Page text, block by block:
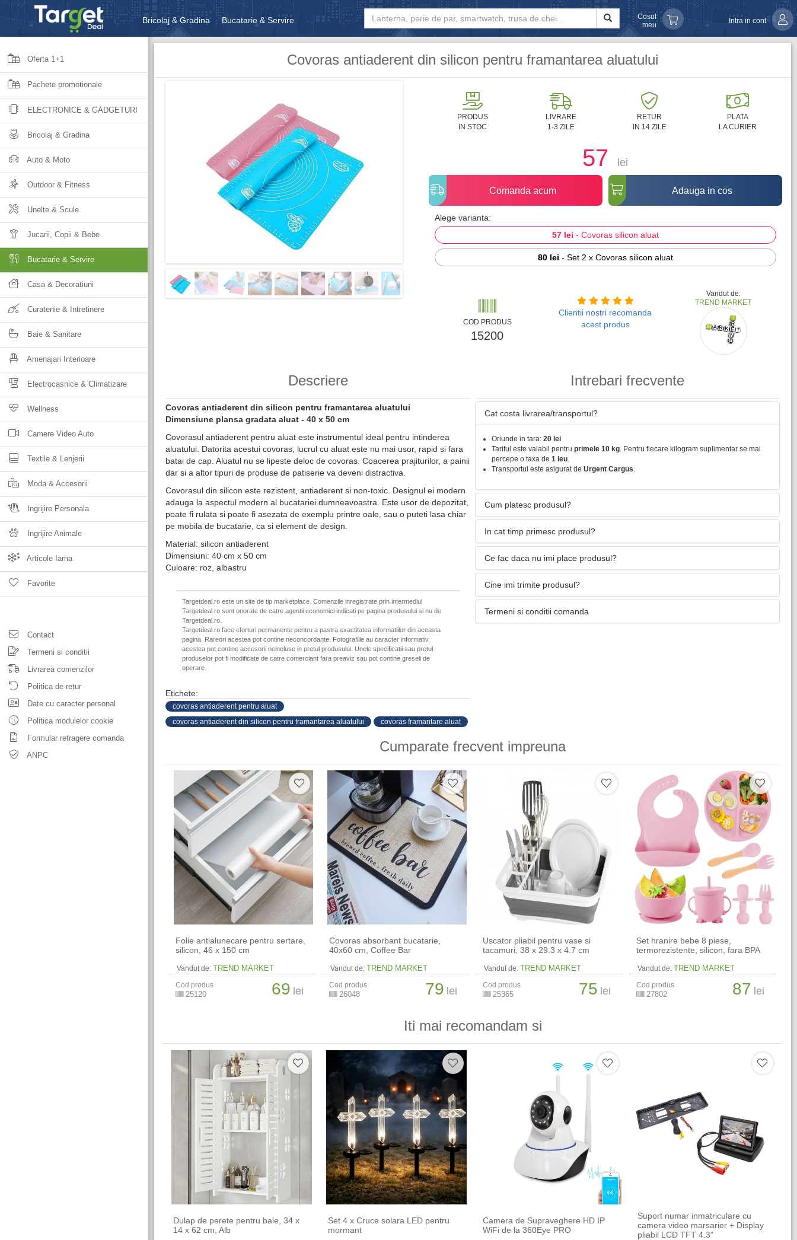
Bricolaj & Gradina Bucatarie & Servire
Unelte & Scule Jucarii, Copii & Bebe
Cosul
meu
Intra in cont
Oferta 1+1
Pachete promotionale
ELECTRONICE & GADGETURI
Bricolaj & Gradina
Auto & Moto
Outdoor & Fitness
Unelte & Scule
Jucarii, Copii & Bebe
Bucatarie & Servire
Casa & Decoratiuni
Curatenie & Intretinere
Baie & Sanitare
Amenajari Interioare
Electrocasnice & Climatizare
Wellness
Camere Video Auto
Textile & Lenjerii
Moda & Accesorii
Ingrijire Personala
Ingrijire Animale
Articole Iarna
Favorite
Contact
Termeni si conditii
Livrarea comenzilor
Politica de retur
Date cu caracter personal
Politica modulelor cookie
Formular retragere comanda
ANPC
Covoras antiaderent din silicon pentru framantarea aluatului
PRODUS
IN STOC
LIVRARE
1-3 ZILE
RETUR
IN 14 ZILE
PLATA
LA CURIER
57 lei
Comanda acum Adauga in cos
Alege varianta:
57 lei - Covoras silicon aluat
80 lei - Set 2 x Covoras silicon aluat
COD PRODUS
15200
Clientii nostri recomanda
acest produs
Vandut de:
TREND MARKET
Descriere
Covoras antiaderent din silicon pentru framantarea aluatului
Dimensiune plansa gradata aluat - 40 x 50 cm
Covorasul antiaderent pentru aluat este instrumentul ideal pentru intinderea
aluatului. Datorita acestui covoras, lucrul cu aluat este nu mai usor, rapid si fara
batai de cap. Aluatul nu se lipeste deloc de covoras. Coacerea prajiturilor, a painii
dar si a altor tipuri de produse de patiserie va deveni distractiva.
Covorasul din silicon este rezistent, antiaderent si non-toxic. Designul ei modern
adauga la aspectul modern al bucatariei dumneavoastra. Este usor de depozitat,
poate fi rulata si poate fi asezata de exemplu printre oale, sau o puteti lasa chiar
pe mobila de bucatarie, ca si element de design.
Material: silicon antiaderent
Dimensiuni: 40 cm x 50 cm
Culoare: roz, albastru
Targetdeal.ro este un site de tip marketplace. Comenzile inregistrate prin intermediul
Targetdeal.ro sunt onorate de catre agentii economici indicati pe pagina produsului si nu de
Targetdeal.ro.
Targetdeal.ro face eforturi permanente pentru a pastra exactitatea informatiilor din aceasta
pagina. Rareori acestea pot contine neconcordante. Fotografiile au caracter informativ,
acestea pot contine accesorii neincluse in pretul produsului. Unele specificatii sau pretul
produselor pot fi modificate de catre comerciant fara preaviz sau pot contine greseli de
operare.
Etichete:
covoras antiaderent pentru aluat
covoras antiaderent din silicon pentru framantarea aluatului
covoras framantare aluat
Intrebari frecvente
Cat costa livrarea/transportul?
Oriunde in tara: 20 lei
Tariful este valabil pentru primele 10 kg. Pentru fiecare kilogram suplimentar se mai
percepe o taxa de 1 leu.
Transportul este asigurat de Urgent Cargus.
Cum platesc produsul?
In cat timp primesc produsul?
Ce fac daca nu imi place produsul?
Cine imi trimite produsul?
Termeni si conditii comanda
Cumparate frecvent impreuna
Folie antialunecare pentru sertare,
silicon, 46 x 150 cm
Vandut de: TREND MARKET
Cod produs
25120 69 lei
Covoras absorbant bucatarie,
40x60 cm, Coffee Bar
Vandut de: TREND MARKET
Cod produs
26048 79 lei
Uscator pliabil pentru vase si
tacamuri, 38 x 29.3 x 4.7 cm
Vandut de: TREND MARKET
Cod produs
25365 75 lei
Set hranire bebe 8 piese,
termorezistente, silicon, fara BPA
Vandut de: TREND MARKET
Cod produs
27802 87 lei
Iti mai recomandam si
Dulap de perete pentru baie, 34 x
14 x 62 cm​, Alb
Set 4 x Cruce solara LED pentru
mormant
Camera de Supraveghere HD IP
WiFi de la 360Eye PRO
Suport numar inmatriculare cu
camera video marsarier + Display
pliabil LCD TFT 4.3"